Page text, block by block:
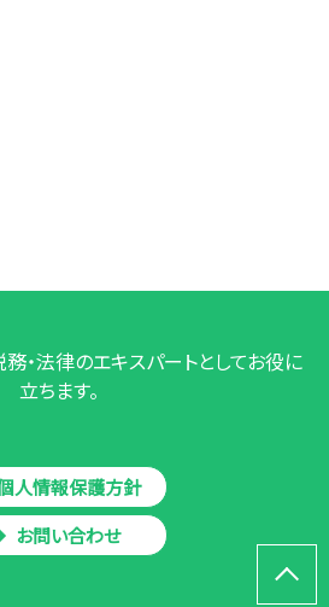
・法律のエキスパートとしてお役に
立ちます。
人情報保護方針
お問い合わせ